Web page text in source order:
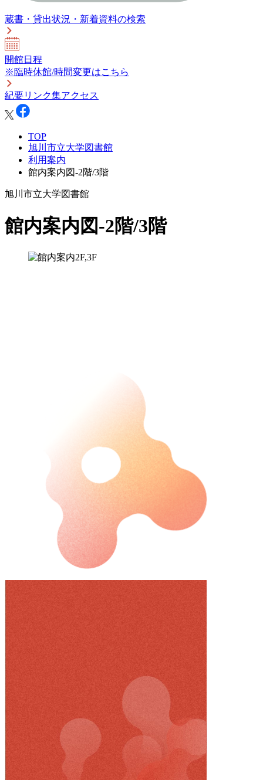
蔵書・貸出状況・新着資料の検索
開館日程
※臨時休館/時間変更はこちら
紀要リンク集アクセス
TOP
旭川市立大学図書館
利用案内
館内案内図-2階/3階
旭川市立大学図書館
館内案内図-2階/3階